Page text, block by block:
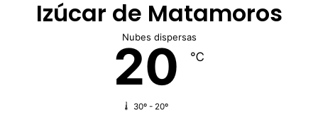
Izúcar de Matamoros
Nubes dispersas
20 ℃
30º - 20º